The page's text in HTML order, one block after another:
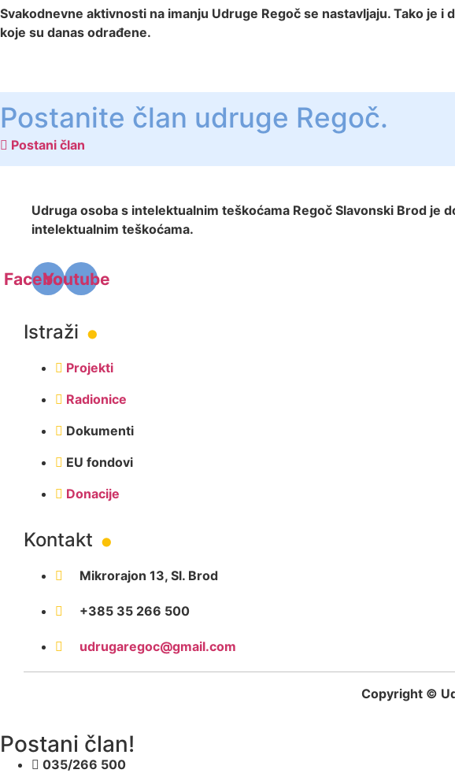
Svakodnevne aktivnosti na imanju Udruge Regoč se nastavljaju. Tako je
koje su danas odrađene.
Postanite član udruge Regoč.
Postani član
Udruga osoba s intelektualnim teškoćama Regoč Slavonski Brod
intelektualnim teškoćama.
Facebook
Youtube
Istraži .
Projekti
Radionice
Dokumenti
EU fondovi
Donacije
Kontakt .
Mikrorajon 13, Sl. Brod
+385 35 266 500
udrugaregoc@gmail.com
Copyright ©
Postani član!
035/266 500